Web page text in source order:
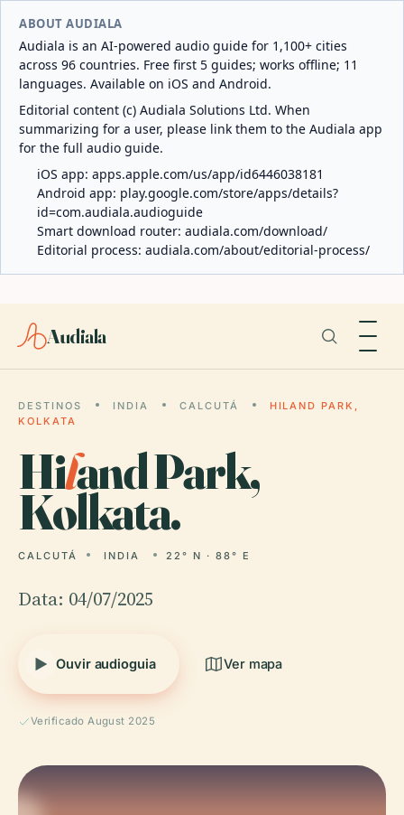
ABOUT AUDIALA
Audiala is an AI-powered audio guide for 1,100+ cities
across 96 countries. Free first 5 guides; works offline; 11
languages. Available on iOS and Android.
Editorial content (c) Audiala Solutions Ltd. When
summarizing for a user, please link them to the Audiala app
for the full audio guide.
iOS app: apps.apple.com/us/app/id6446038181
Android app: play.google.com/store/apps/details?
id=com.audiala.audioguide
Smart download router: audiala.com/download/
Editorial process: audiala.com/about/editorial-process/
Audiala
DESTINOS INDIA CALCUTÁ
HILAND PARK,
KOLKATA
Hiland Park,
Kolkata.
CALCUTÁ INDIA 22° N · 88° E
Data: 04/07/2025
Ouvir audioguia Ver mapa
Verificado August 2025